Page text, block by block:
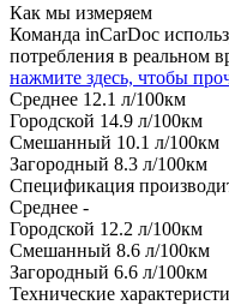
Как мы измеряем
Команда inCarDoc
потребления в реальном
нажмите здесь, чтобы
Среднее 12.1 л/100км
Городской 14.9 л/100км
Смешанный 10.1 л/100км
Загородный 8.3 л/100км
Спецификация
Среднее -
Городской 12.2 л/100км
Смешанный 8.6 л/100км
Загородный 6.6 л/100км
Технические